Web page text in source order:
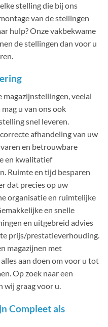
stelling die bij ons
van de stellingen
hulp? Onze vakbekwame
de stellingen dan voor u
veelal
u van ons ook
snel leveren.
afhandeling van uw
en betrouwbare
en kwalitatief
Ruimte en tijd besparen
dat precies op uw
organisatie en ruimtelijke
en snelle
en uitgebreid advies
prijs/prestatieverhouding.
magazijnen met
aan doen om voor u tot
Op zoek naar een
wij graag voor u.
Compleet als